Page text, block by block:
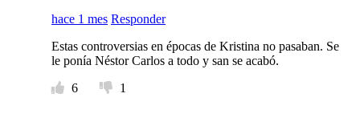
hace 1 mes Responder
Estas controversias en épocas de Kristina no pasaban. Se
le ponía Néstor Carlos a todo y san se acabó.
6
1